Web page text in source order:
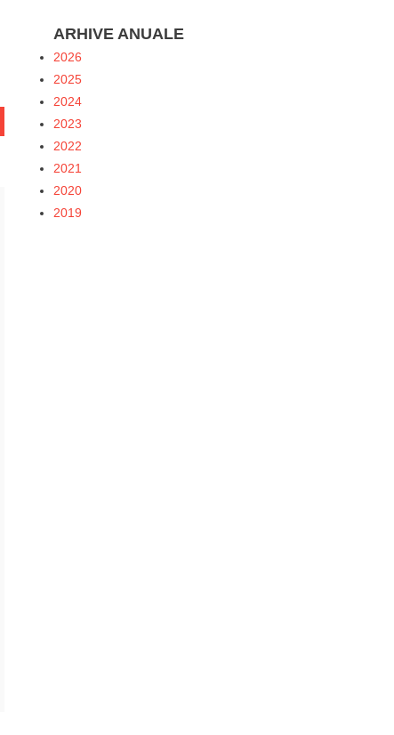
ARHIVE ANUALE
2026
2025
2024
2023
2022
2021
2020
2019